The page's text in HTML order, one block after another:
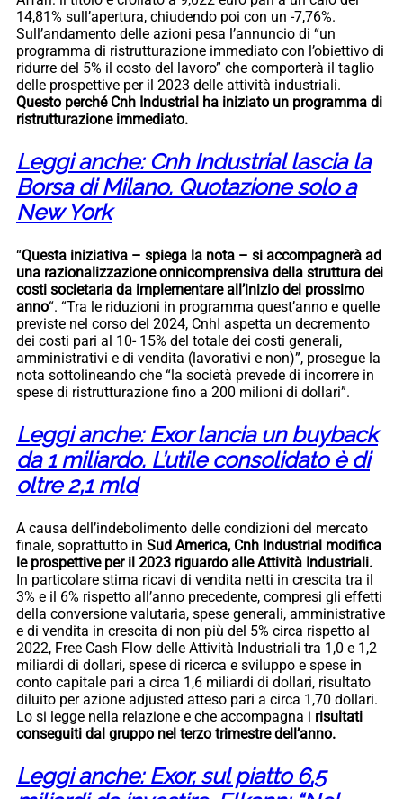
14,81% sull’apertura, chiudendo poi con un -7,76%.
Sull’andamento delle azioni pesa l’annuncio di “un
programma di ristrutturazione immediato con l’obiettivo di
ridurre del 5% il costo del lavoro” che comporterà il taglio
delle prospettive per il 2023 delle attività industriali.
Questo perché Cnh Industrial ha iniziato un programma di
ristrutturazione immediato.
Leggi anche: Cnh Industrial lascia la
Borsa di Milano. Quotazione solo a
New York
“Questa iniziativa – spiega la nota – si accompagnerà ad
una razionalizzazione onnicomprensiva della struttura dei
costi societaria da implementare all’inizio del prossimo
anno“. “Tra le riduzioni in programma quest’anno e quelle
previste nel corso del 2024, CnhI aspetta un decremento
dei costi pari al 10- 15% del totale dei costi generali,
amministrativi e di vendita (lavorativi e non)”, prosegue la
nota sottolineando che “la società prevede di incorrere in
spese di ristrutturazione fino a 200 milioni di dollari”.
Leggi anche: Exor lancia un buyback
da 1 miliardo. L’utile consolidato è di
oltre 2,1 mld
A causa dell’indebolimento delle condizioni del mercato
finale, soprattutto in Sud America, Cnh Industrial modifica
le prospettive per il 2023 riguardo alle Attività Industriali.
In particolare stima ricavi di vendita netti in crescita tra il
3% e il 6% rispetto all’anno precedente, compresi gli effetti
della conversione valutaria, spese generali, amministrative
e di vendita in crescita di non più del 5% circa rispetto al
2022, Free Cash Flow delle Attività Industriali tra 1,0 e 1,2
miliardi di dollari, spese di ricerca e sviluppo e spese in
conto capitale pari a circa 1,6 miliardi di dollari, risultato
diluito per azione adjusted atteso pari a circa 1,70 dollari.
Lo si legge nella relazione e che accompagna i risultati
conseguiti dal gruppo nel terzo trimestre dell’anno.
Leggi anche: Exor, sul piatto 6,5